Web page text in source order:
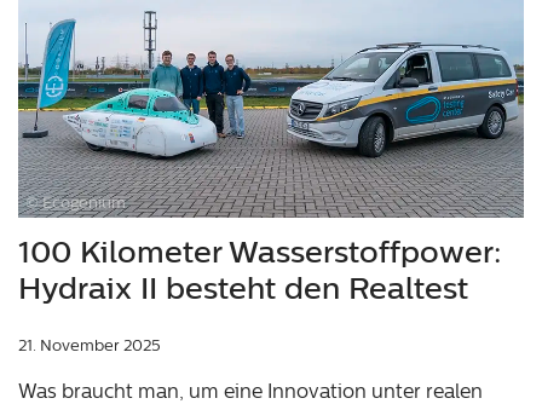
© Ecogenium
100 Kilometer Wasserstoffpower:
Hydraix II besteht den Realtest
21. November 2025
Was braucht man, um eine Innovation unter realen